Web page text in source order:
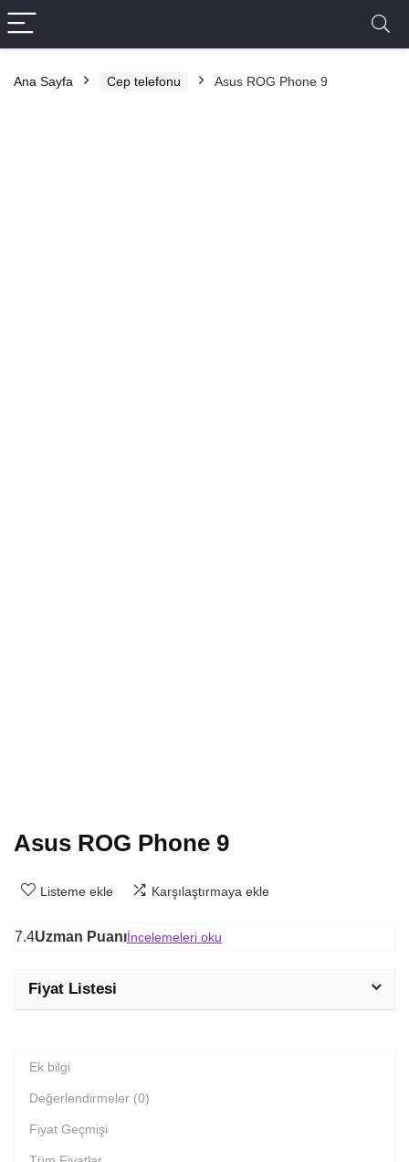
Ana Sayfa Cep telefonu Asus ROG Phone 9
Asus ROG Phone 9
Listeme ekle Karşılaştırmaya ekle
7.4Uzman Puanıİncelemeleri oku
Fiyat Listesi
Ek bilgi
Değerlendirmeler (0)
Fiyat Geçmişi